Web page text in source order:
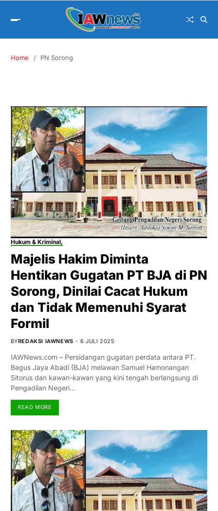
Home PN Sorong
Hukum & Kriminal,
Majelis Hakim Diminta
Hentikan Gugatan PT BJA di PN
Sorong, Dinilai Cacat Hukum
dan Tidak Memenuhi Syarat
Formil
BYREDAKSI IAWNEWS 6 JULI 2025
IAWNews.com – Persidangan gugatan perdata antara PT.
Bagus Jaya Abadi (BJA) melawan Samuel Hamonangan
Sitorus dan kawan-kawan yang kini tengah berlangsung di
Pengadilan Negeri…
READ MORE